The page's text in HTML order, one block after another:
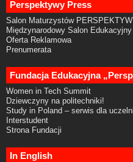
Perspektywy Press
Salon Maturzystów
Międzynarodowy Salon
Oferta Reklamowa
Prenumerata
Fundacja Edukacyjna
Women in Tech Summit
Dziewczyny na politechniki!
Study in Poland – serwis dla uczelni
Interstudent
Strona Fundacji
In English